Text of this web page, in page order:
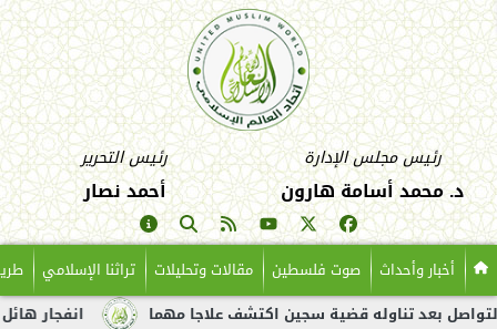
رئيس مجلس الإدارة
د. محمد أسامة هارون
رئيس التحرير
أحمد نصار
أخبار وأحداث صوت فلسطين مقالات وتحليلات تراثنا الإسلامي
انفجار هائل لناقلة تناوله قضية سجين اكتشف علاجا مهما